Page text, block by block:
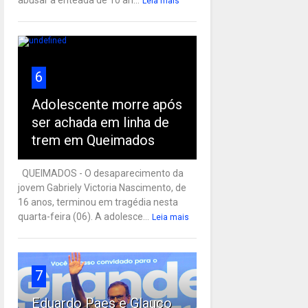
6
Adolescente morre após
ser achada em linha de
trem em Queimados
QUEIMADOS - O desaparecimento da
jovem Gabriely Victoria Nascimento, de
16 anos, terminou em tragédia nesta
quarta-feira (06). A adolesce...
Leia mais
7
Eduardo Paes e Glauco